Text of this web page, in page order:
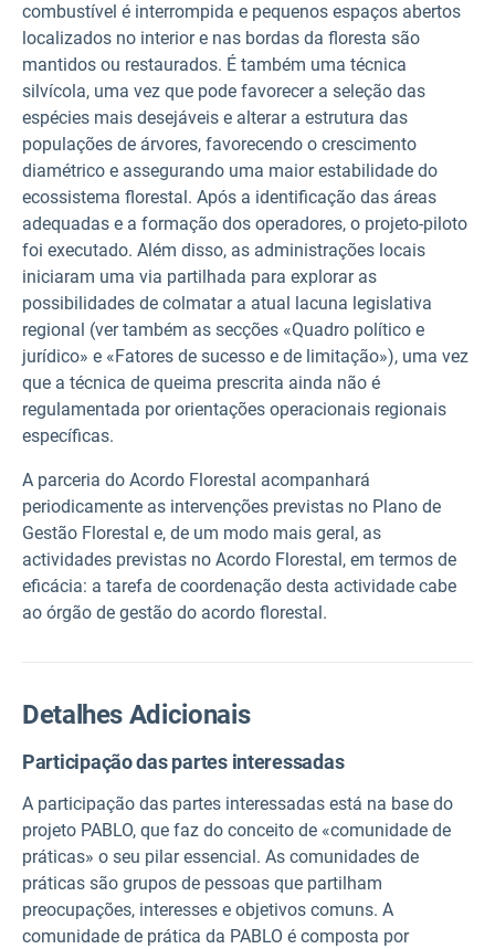
combustível é interrompida e pequenos espaços abertos
localizados no interior e nas bordas da floresta são
mantidos ou restaurados. É também uma técnica
silvícola, uma vez que pode favorecer a seleção das
espécies mais desejáveis e alterar a estrutura das
populações de árvores, favorecendo o crescimento
diamétrico e assegurando uma maior estabilidade do
ecossistema florestal. Após a identificação das áreas
adequadas e a formação dos operadores, o projeto-piloto
foi executado. Além disso, as administrações locais
iniciaram uma via partilhada para explorar as
possibilidades de colmatar a atual lacuna legislativa
regional (ver também as secções «Quadro político e
jurídico» e «Fatores de sucesso e de limitação»), uma vez
que a técnica de queima prescrita ainda não é
regulamentada por orientações operacionais regionais
específicas.
A parceria do Acordo Florestal acompanhará
periodicamente as intervenções previstas no Plano de
Gestão Florestal e, de um modo mais geral, as
actividades previstas no Acordo Florestal, em termos de
eficácia: a tarefa de coordenação desta actividade cabe
ao órgão de gestão do acordo florestal.
Detalhes Adicionais
Participação das partes interessadas
A participação das partes interessadas está na base do
projeto PABLO, que faz do conceito de «comunidade de
práticas» o seu pilar essencial. As comunidades de
práticas são grupos de pessoas que partilham
preocupações, interesses e objetivos comuns. A
comunidade de prática da PABLO é composta por